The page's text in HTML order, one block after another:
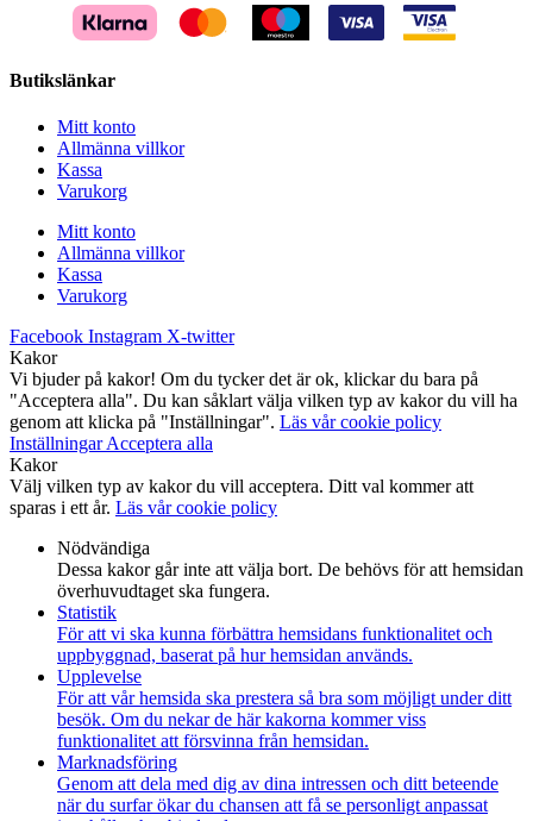
Butikslänkar
Mitt konto
Allmänna villkor
Kassa
Varukorg
Mitt konto
Allmänna villkor
Kassa
Varukorg
Facebook Instagram X-twitter
Kakor
Vi bjuder på kakor! Om du tycker det är ok, klickar du bara på
"Acceptera alla". Du kan såklart välja vilken typ av kakor du vill ha
genom att klicka på "Inställningar". Läs vår cookie policy
InställningarAcceptera alla
Kakor
Välj vilken typ av kakor du vill acceptera. Ditt val kommer att
sparas i ett år. Läs vår cookie policy
Nödvändiga
Dessa kakor går inte att välja bort. De behövs för att hemsidan
överhuvudtaget ska fungera.
Statistik
För att vi ska kunna förbättra hemsidans funktionalitet och
uppbyggnad, baserat på hur hemsidan används.
Upplevelse
För att vår hemsida ska prestera så bra som möjligt under ditt
besök. Om du nekar de här kakorna kommer viss
funktionalitet att försvinna från hemsidan.
Marknadsföring
Genom att dela med dig av dina intressen och ditt beteende
när du surfar ökar du chansen att få se personligt anpassat